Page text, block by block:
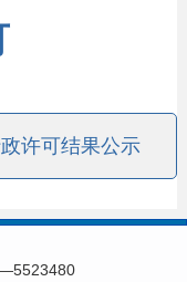
许可结果公示